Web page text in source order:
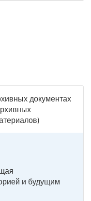
документах
и будущим